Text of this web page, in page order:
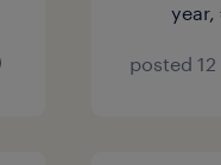
year,
posted